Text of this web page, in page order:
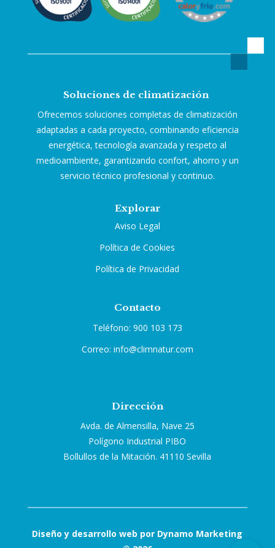
Soluciones de climatización
Ofrecemos soluciones completas de climatización
adaptadas a cada proyecto, combinando eficiencia
energética, tecnología avanzada y respeto al
medioambiente, garantizando confort, ahorro y un
servicio técnico profesional y continuo.
Explorar
Aviso Legal
Política de Cookies
Política de Privacidad
Contacto
Teléfono: 900 103 173
Correo: info@climnatur.com
Dirección
Avda. de Almensilla, Nave 25
Polígono Industrial PIBO
Bollullos de la Mitación. 41110 Sevilla
Diseño y desarrollo web por Dynamo Marketing